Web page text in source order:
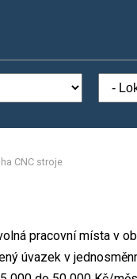
CNC stroje
pracovní místa v
úvazek v